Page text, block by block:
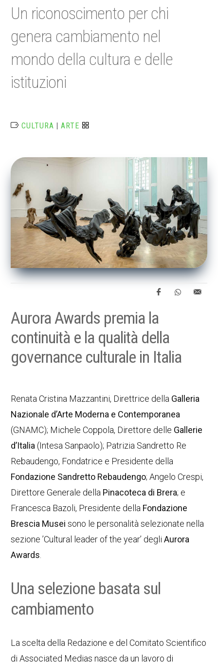
Un riconoscimento per chi
genera cambiamento nel
mondo della cultura e delle
istituzioni
CULTURA |ARTE
Aurora Awards premia la
continuità e la qualità della
governance culturale in Italia
Renata Cristina Mazzantini, Direttrice della Galleria
Nazionale d’Arte Moderna e Contemporanea
(GNAMC); Michele Coppola, Direttore delle Gallerie
d’Italia (Intesa Sanpaolo); Patrizia Sandretto Re
Rebaudengo, Fondatrice e Presidente della
Fondazione Sandretto Rebaudengo; Angelo Crespi,
Direttore Generale della Pinacoteca di Brera; e
Francesca Bazoli, Presidente della Fondazione
Brescia Musei sono le personalità selezionate nella
sezione ’Cultural leader of the year’ degliAurora
Awards
Una selezione basata sul
cambiamento
La scelta della Redazione e del Comitato Scientifico
di Associated Medias nasce da un lavoro di